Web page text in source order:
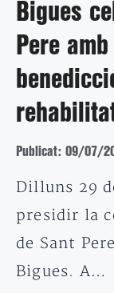
Bigues
Pere
Publicat: 09/07/
Dilluns 29
presidir la
de Sant
Bigues. A…